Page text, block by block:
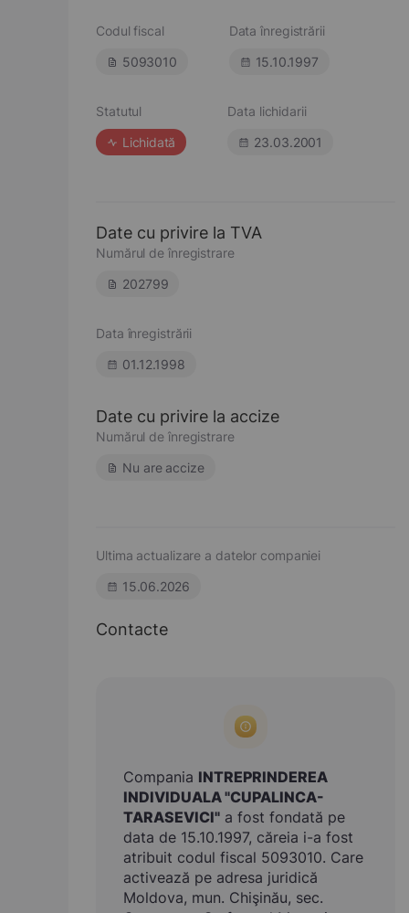
Codul fiscal
5093010
Data înregistrării
15.10.1997
Statutul
Lichidată
Data lichidarii
23.03.2001
Date cu privire la TVA
Numărul de înregistrare
202799
Data înregistrării
01.12.1998
Date cu privire la accize
Numărul de înregistrare
Nu are accize
Ultima actualizare a datelor companiei
15.06.2026
Contacte
Compania INTREPRINDEREA
INDIVIDUALA "CUPALINCA-
TARASEVICI" a fost fondată pe
data de 15.10.1997, căreia i-a fost
atribuit codul fiscal 5093010. Care
activează pe adresa juridică
Moldova, mun. Chişinău, sec.